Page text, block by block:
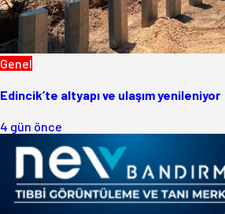
Genel
Edincik’te altyapı ve ulaşım yenileniyor
4 gün önce